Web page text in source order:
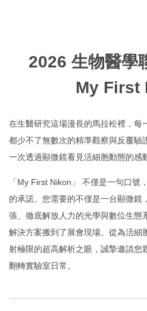
2026 生物醫學
My First
在生醫研究這場漫長的馬拉松裡，每
都少不了無數次的精準觀察與反覆驗
一次透過顯微鏡看見活細胞動態的感
「My First Nikon」 不僅是一句口號
的承諾。您需要的不僅是一台顯微鏡
張、徹底解放人力的光學與數位生態
解決方案搬到了展會現場。從為活細
射極限的超高解析之眼，誠摯邀請您
翻轉實驗室日常。